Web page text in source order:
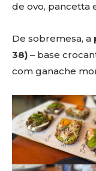
de ovo, pancetta
De sobremesa, a
38) – base
com ganache